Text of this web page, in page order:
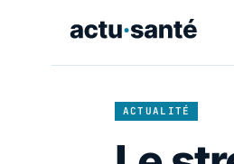
ACTUALITÉ